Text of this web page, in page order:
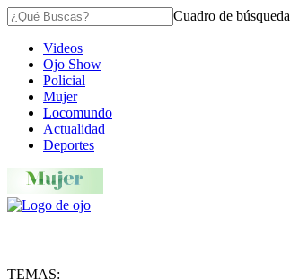
Cuadro de búsqueda
Videos
Ojo Show
Policial
Mujer
Locomundo
Actualidad
Deportes
TEMAS: